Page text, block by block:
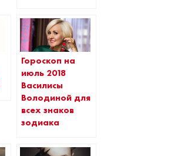
Гороскоп на
июль 2018
Василисы
Володиной для
всех знаков
зодиака